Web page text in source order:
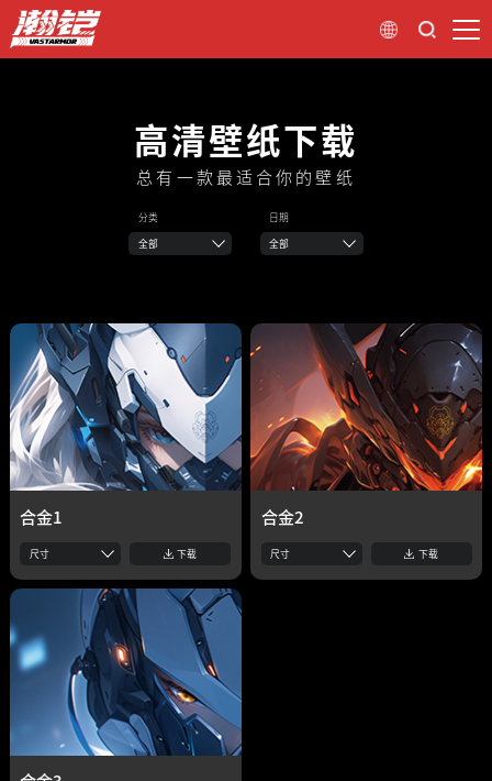
高清壁纸下载
总有一款最适合你的壁纸
分类
全部
日期
全部
合金1
尺寸 下载
合金2
尺寸 下载